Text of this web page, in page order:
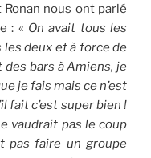
nous ont parlé
: « On avait tous les
deux et à force de
bars à Amiens, je
je fais mais ce n’est
fait c’est super bien !
vaudrait pas le coup
pas faire un groupe